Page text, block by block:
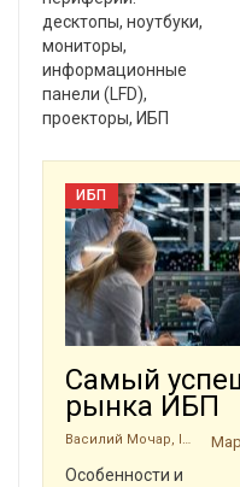
десктопы, ноутбуки,
мониторы,
информационные
панели (LFD),
проекторы, ИБП
ИБП
Самый
рынка ИБП
Василий Мочар, ITResearch
Особенности и